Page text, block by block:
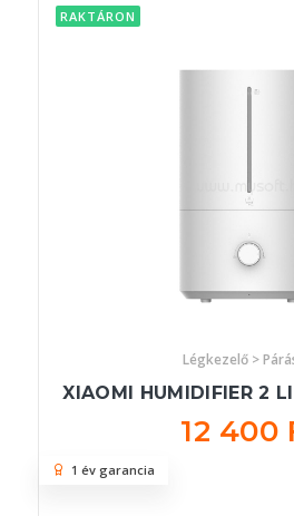
RAKTÁRON
Légkezelő >
XIAOMI HUMIDIFIER 2
12 400
1 év garancia